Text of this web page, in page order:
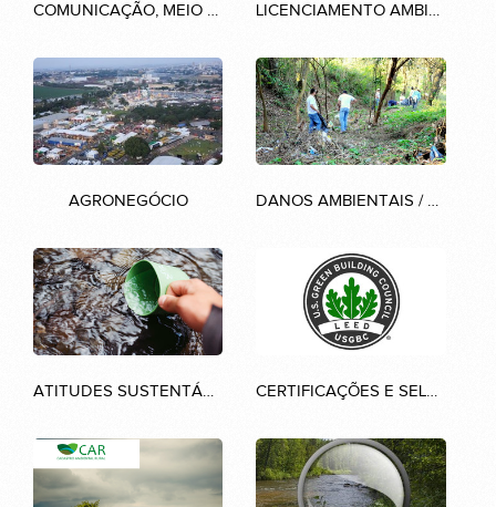
COMUNICAÇÃO, MEIO AMBIENTE E SOCIEDADE LICENCIAMENTO AMBIENTAL
AGRONEGÓCIO DANOS AMBIENTAIS / DESASTRES
ATITUDES SUSTENTÁVEIS CERTIFICAÇÕES E SELOS AMBIENTAIS